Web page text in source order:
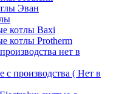
Эван
котлы Baxi
котлы Protherm
нет в
с производства ( Нет в